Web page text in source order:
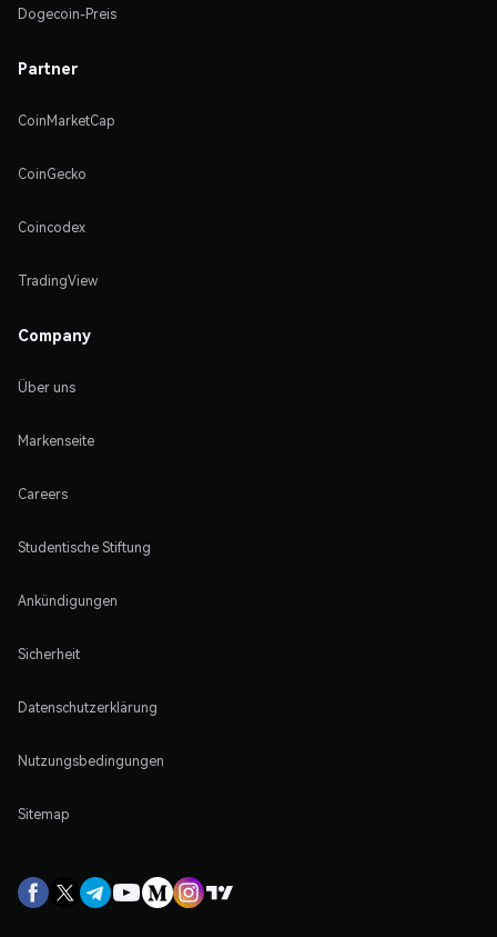
Dogecoin-Preis
Partner
CoinMarketCap
CoinGecko
Coincodex
TradingView
Company
Über uns
Markenseite
Careers
Studentische Stiftung
Ankündigungen
Sicherheit
Datenschutzerklärung
Nutzungsbedingungen
Sitemap